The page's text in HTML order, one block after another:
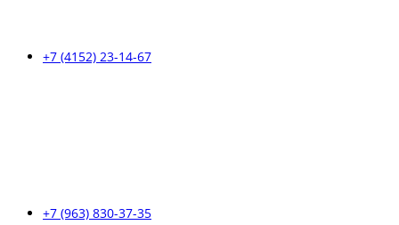
+7 (4152) 23-14-67
+7 (963) 830-37-35